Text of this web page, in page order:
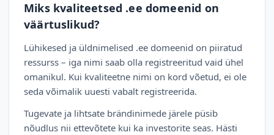
Miks kvaliteetsed .ee domeenid on
väärtuslikud?
Lühikesed ja üldnimelised .ee domeenid on piiratud
ressurss – iga nimi saab olla registreeritud vaid ühel
omanikul. Kui kvaliteetne nimi on kord võetud, ei ole
seda võimalik uuesti vabalt registreerida.
Tugevate ja lihtsate brändinimede järele püsib
nõudlus nii ettevõtete kui ka investorite seas. Hästi